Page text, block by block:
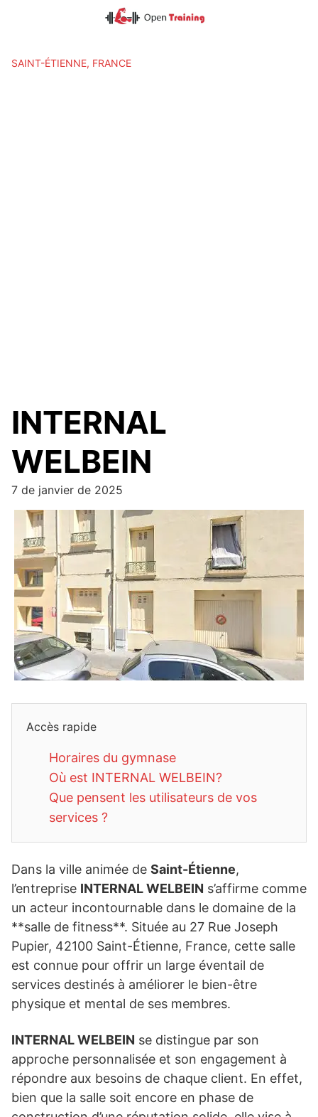
SAINT-ÉTIENNE, FRANCE
INTERNAL
WELBEIN
7 de janvier de 2025
Accès rapide
Horaires du gymnase
Où est INTERNAL WELBEIN?
Que pensent les utilisateurs de vos
services ?
Dans la ville animée de Saint-Étienne,
l’entreprise INTERNAL WELBEIN s’affirme comme
un acteur incontournable dans le domaine de la
**salle de fitness**. Située au 27 Rue Joseph
Pupier, 42100 Saint-Étienne, France, cette salle
est connue pour offrir un large éventail de
services destinés à améliorer le bien-être
physique et mental de ses membres.
INTERNAL WELBEIN se distingue par son
approche personnalisée et son engagement à
répondre aux besoins de chaque client. En effet,
bien que la salle soit encore en phase de